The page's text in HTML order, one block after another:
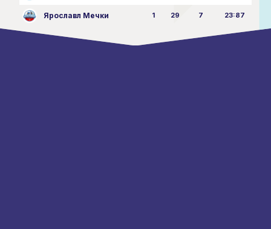
Ярославл Мечки 1 29 7 23:87